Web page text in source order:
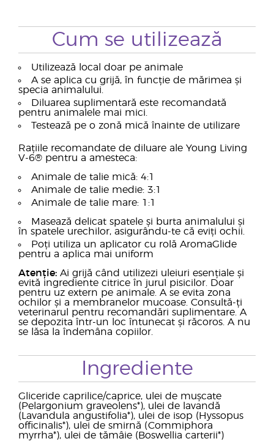
Cum se utilizează
Utilizează local doar pe animale
A se aplica cu grijă, în funcție de mărimea și
specia animalului.
Diluarea suplimentară este recomandată
pentru animalele mai mici.
Testează pe o zonă mică înainte de utilizare
Rațiile recomandate de diluare ale Young Living
V-6® pentru a amesteca:
Animale de talie mică: 4:1
Animale de talie medie: 3:1
Animale de talie mare: 1:1
Masează delicat spatele și burta animalului și
în spatele urechilor, asigurându-te că eviți ochii.
Poți utiliza un aplicator cu rolă AromaGlide
pentru a aplica mai uniform
Atenție: Ai grijă când utilizezi uleiuri esențiale și
evită ingrediente citrice în jurul pisicilor. Doar
pentru uz extern pe animale. A se evita zona
ochilor și a membranelor mucoase. Consultă-ți
veterinarul pentru recomandări suplimentare. A
se depozita într-un loc întunecat și răcoros. A nu
se lăsa la îndemâna copiilor.
Ingrediente
Gliceride caprilice/caprice, ulei de mușcate
(Pelargonium graveolens*), ulei de lavandă
(Lavandula angustifolia*), ulei de isop (Hyssopus
officinalis*), ulei de smirnă (Commiphora
myrrha*), ulei de tămâie (Boswellia carterii*)